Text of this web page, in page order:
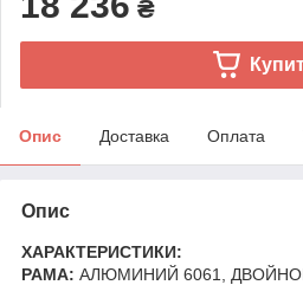
₴
Опис Доставка Оплата
Опис
ХАРАКТЕРИСТИКИ:
РАМА: АЛЮМИНИЙ 6061,